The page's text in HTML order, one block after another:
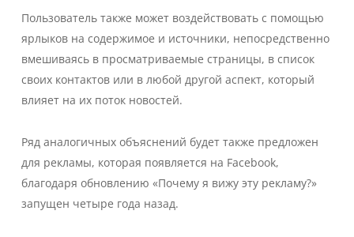
Пользователь также может воздействовать с помощью
ярлыков на содержимое и источники, непосредственно
вмешиваясь в просматриваемые страницы, в список
своих контактов или в любой другой аспект, который
влияет на их поток новостей.
Ряд аналогичных объяснений будет также предложен
для рекламы, которая появляется на Facebook,
благодаря обновлению «Почему я вижу эту рекламу?»
запущен четыре года назад.